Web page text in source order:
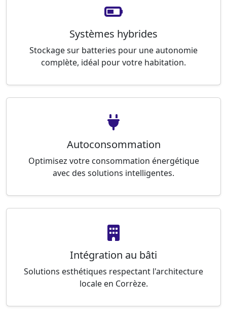
Systèmes hybrides
Stockage sur batteries pour une autonomie
complète, idéal pour votre habitation.
Autoconsommation
Optimisez votre consommation énergétique
avec des solutions intelligentes.
Intégration au bâti
Solutions esthétiques respectant l'architecture
locale en Corrèze.